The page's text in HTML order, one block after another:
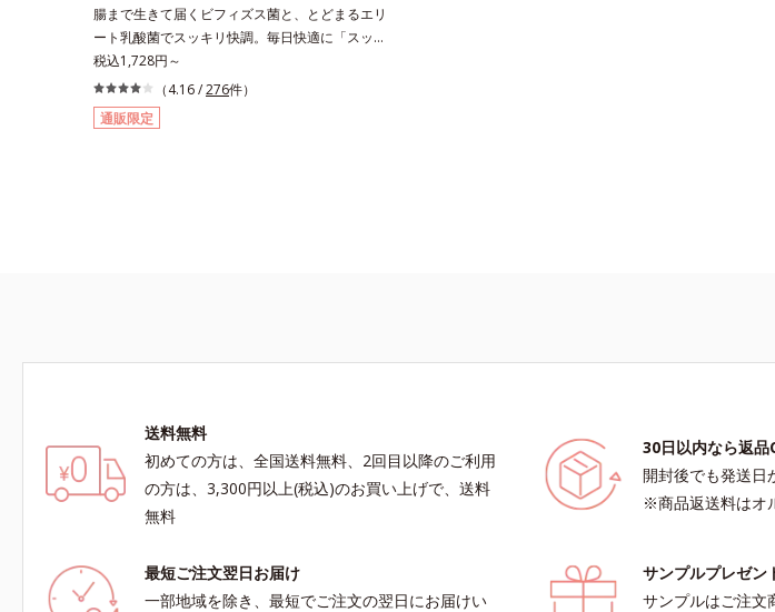
腸まで生きて届くビフィズス菌と、とどまるエリ
ート乳酸菌でスッキリ快調。毎日快適に「スッキ
リ」を実感できるよう、菌の種類にこだわりまし
た。生きて腸まで届くビフィズス菌150億個と悪
玉菌の増殖を抑えるといわれる、ラクトフェリン
30mgをミックス。さらに乳酸菌は「有胞子性乳
税込1,728円～
（4.16 /276件）
通販限定
送料無料
初めての方は、全国送料無料、2回目以降のご利用
の方は、3,300円以上(税込)のお買い上げで、送料
無料
30日以内なら返品
開封後でも発送日
※商品返送料はオ
最短ご注文翌日お届け
一部地域を除き、最短でご注文の翌日にお届けい
サンプルプレゼン
サンプルはご注文